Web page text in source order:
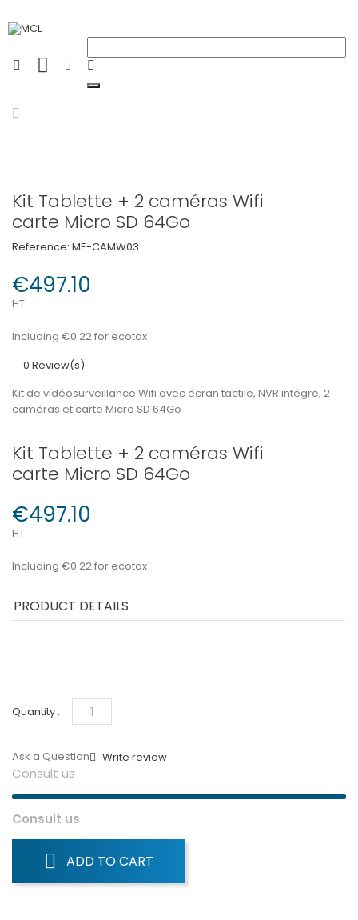
Kit Tablette + 2 caméras Wifi
carte Micro SD 64Go
Reference: ME-CAMW03
€497.10
HT
Including €0.22 for ecotax
0 Review(s)
Kit de vidéosurveillance Wifi avec écran tactile, NVR intégré, 2
caméras et carte Micro SD 64Go
Kit Tablette + 2 caméras Wifi
carte Micro SD 64Go
€497.10
HT
Including €0.22 for ecotax
PRODUCT DETAILS
Quantity :
Ask a Question Write review
Consult us
Consult us
ADD TO CART